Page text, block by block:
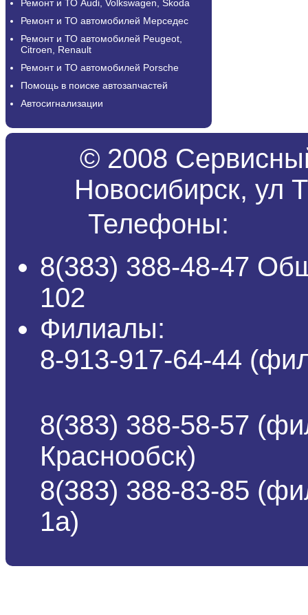
Ремонт и ТО Audi, Volkswagen, Skoda
Ремонт и ТО автомобилей Мерседес
Ремонт и ТО автомобилей Peugeot,
Citroen, Renault
Ремонт и ТО автомобилей Porsche
Помощь в поиске автозапчастей
Автосигнализации
© 2008
Новосибирск, ул
Телефоны:
8(383) 388-48-47
102
Филиалы:
8-913-917-64-44
8(383) 388-58-57
Краснообск)
8(383) 388-83-85
1а)